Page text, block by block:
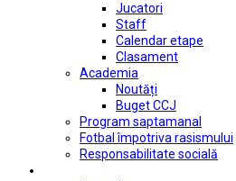
Jucatori
Staff
Calendar etape
Clasament
Academia
Noutăți
Buget CCJ
Program saptamanal
Fotbal împotriva rasismului
Responsabilitate socială